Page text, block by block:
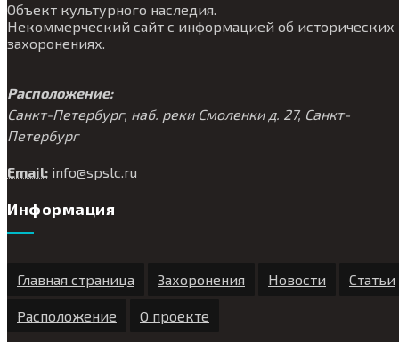
Объект культурного наследия.
Некоммерческий сайт с информацией об исторических
захоронениях.
Расположение:
Санкт-Петербург, наб. реки Смоленки д. 27, Санкт-
Петербург
Email: info@spslc.ru
Информация
Главная страница Захоронения Новости Статьи
Расположение О проекте